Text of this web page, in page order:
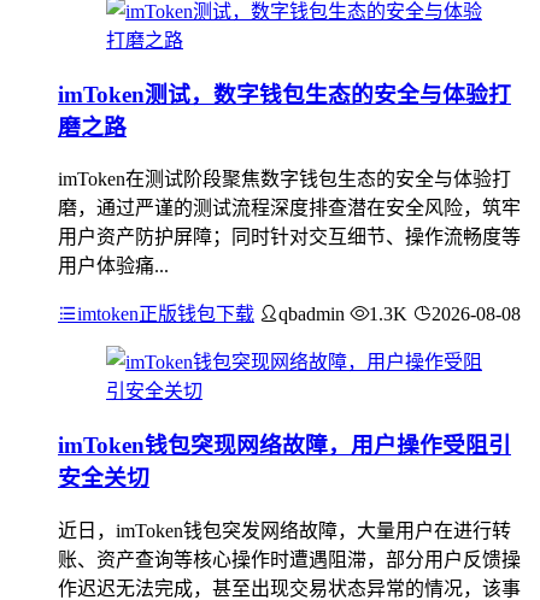
imToken测试，数字钱包生态的安全与体验打
磨之路
imToken在测试阶段聚焦数字钱包生态的安全与体验打
磨，通过严谨的测试流程深度排查潜在安全风险，筑牢
用户资产防护屏障；同时针对交互细节、操作流畅度等
用户体验痛...
imtoken正版钱包下载 qbadmin 1.3K 2026-08-08
imToken钱包突现网络故障，用户操作受阻引
安全关切
近日，imToken钱包突发网络故障，大量用户在进行转
账、资产查询等核心操作时遭遇阻滞，部分用户反馈操
作迟迟无法完成，甚至出现交易状态异常的情况，该事